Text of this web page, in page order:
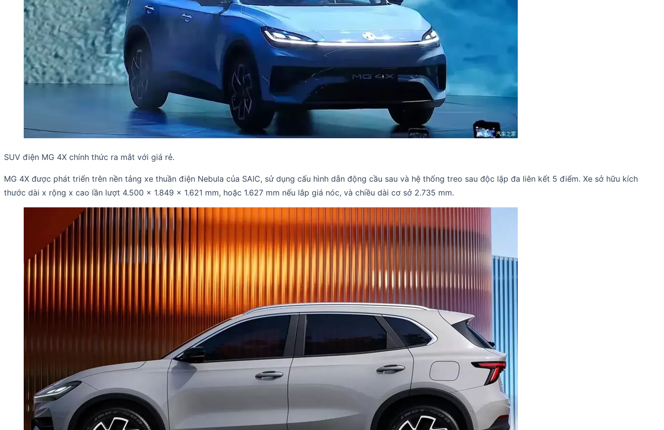
SUV điện MG 4X chính thức ra mắt với giá rẻ.
MG 4X được phát triển trên nền tảng xe thuần điện Nebula của SAIC, sử dụng cấu hình dẫn động cầu sau và hệ thống treo sau độc lập đa liên kết 5 điểm. Xe sở hữu kích
thước dài x rộng x cao lần lượt 4.500 x 1.849 x 1.621 mm, hoặc 1.627 mm nếu lắp giá nóc, và chiều dài cơ sở 2.735 mm.